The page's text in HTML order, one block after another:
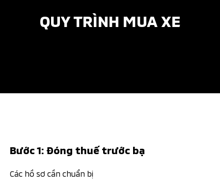
QUY TRÌNH MUA XE
Bước 1: Đóng thuế trước bạ
Các hồ sơ cần chuẩn bị